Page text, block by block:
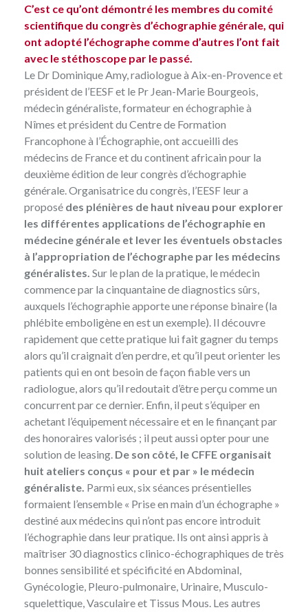
C’est ce qu’ont démontré les membres du comité
scientifique du congrès d’échographie générale, qui
ont adopté l’échographe comme d’autres l’ont fait
avec le stéthoscope par le passé.
Le Dr Dominique Amy, radiologue à Aix-en-Provence et
président de l’EESF et le Pr Jean-Marie Bourgeois,
médecin généraliste, formateur en échographie à
Nîmes et président du Centre de Formation
Francophone à l’Échographie, ont accueilli des
médecins de France et du continent africain pour la
deuxième édition de leurcongrès d’échographie
générale. Organisatrice du congrès, l’EESF leur a
proposé des plénières de haut niveau pour explorer
les différentes applications de l’échographie en
médecine générale et lever les éventuels obstacles
à l’appropriation de l’échographe par les médecins
généralistes. Sur le plan de la pratique, le médecin
commence par la cinquantaine de diagnostics sûrs,
auxquels l’échographie apporte une réponse binaire (la
phlébite emboligène en est un exemple). Il découvre
rapidement que cette pratique lui fait gagner du temps
alors qu’il craignait d’en perdre, et qu’il peut orienter les
patients qui en ont besoin de façon fiable vers un
radiologue, alors qu’il redoutait d’être perçu comme un
concurrent par ce dernier. Enfin, il peut s’équiper en
achetant l’équipement nécessaire et en le finançant par
des honoraires valorisés ; il peut aussi opter pour une
solution de leasing. De son côté, le CFFE organisait
huit ateliers conçus « pour et par » le médecin
généraliste. Parmi eux, six séances présentielles
formaient l’ensemble « Prise en main d’un échographe »
destiné aux médecins qui n’ont pas encore introduit
l’échographie dans leur pratique. Ils ont ainsi appris à
maîtriser 30 diagnostics clinico-échographiques de très
bonnes sensibilité et spécificité en Abdominal,
Gynécologie, Pleuro-pulmonaire, Urinaire, Musculo-
squelettique, Vasculaire et Tissus Mous. Les autres